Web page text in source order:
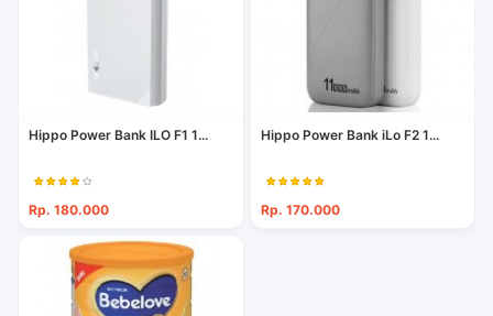
Hippo Power Bank ILO F1 1...
Rp. 180.000
Hippo Power Bank iLo F2 1...
Rp. 170.000